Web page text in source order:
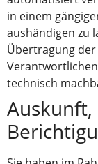
in einem
aushändigen zu
Übertragung
technisch
Auskunft,